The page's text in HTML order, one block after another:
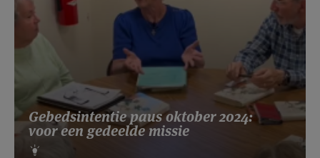
Gebedsintentie paus oktober 2024:
voor een gedeelde missie